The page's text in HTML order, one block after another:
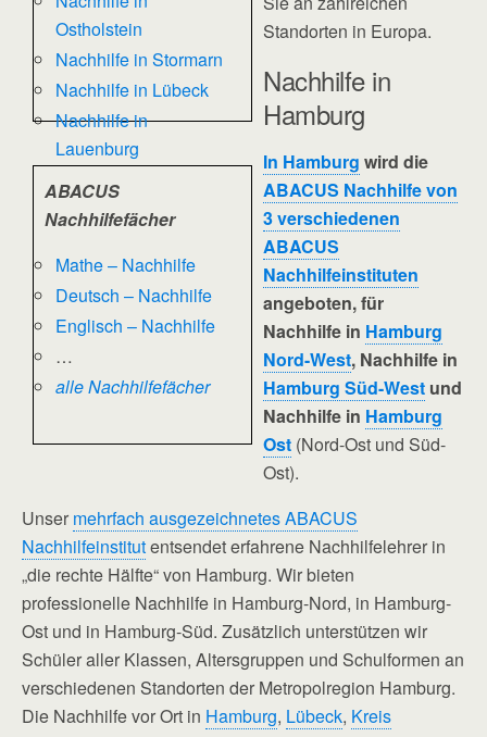
Ostholstein
Nachhilfe in Stormarn
Nachhilfe in Lübeck
Nachhilfe in
Lauenburg
ABACUS
Nachhilfefächer
Mathe – Nachhilfe
Deutsch – Nachhilfe
Englisch – Nachhilfe
…
alle Nachhilfefächer
Standorten in Europa.
Nachhilfe in
Hamburg
In Hamburg wird die
ABACUS Nachhilfe von
3 verschiedenen
ABACUS
Nachhilfeinstituten
angeboten, für
Nachhilfe in Hamburg
Nord-West, Nachhilfe in
Hamburg Süd-West und
Nachhilfe in Hamburg
Ost (Nord-Ost und Süd-
Ost).
Unser mehrfach ausgezeichnetes ABACUS
Nachhilfeinstitutentsendet erfahrene Nachhilfelehrer in
„die rechte Hälfte“ von Hamburg. Wir bieten
professionelle Nachhilfe in Hamburg-Nord, in Hamburg-
Ost und in Hamburg-Süd. Zusätzlich unterstützen wir
Schüler aller Klassen, Altersgruppen und Schulformen an
verschiedenen Standorten der Metropolregion Hamburg.
Die Nachhilfe vor Ort in Hamburg, Lübeck, Kreis